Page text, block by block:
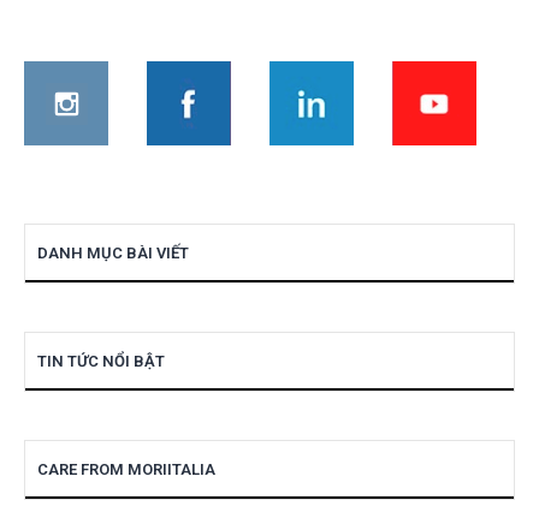
viết
DANH MỤC BÀI VIẾT
TIN TỨC NỔI BẬT
CARE FROM MORIITALIA